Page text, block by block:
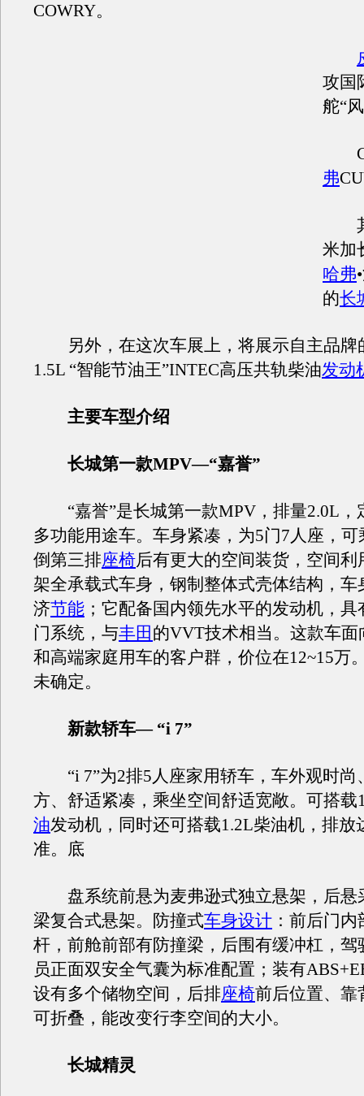
COWRY。
攻国
舵“
弗
其
米加
哈弗
的长
另外，在这次车展上，将展示自主品牌
1.5L “智能节油王”INTEC高压共轨柴油发动
主要车型介绍
长城第一款MPV—“嘉誉”
“嘉誉”是长城第一款MPV，排量2.0L，
多功能用途车。车身紧凑，为5门7人座，可
倒第三排座椅后有更大的空间装货，空间利
架全承载式车身，钢制整体式壳体结构，车
济节能 ；它配备国内领先水平的发动机，
门系统，与丰田 的VVT技术相当。这款车面
和高端家庭用车的客户群，价位在12~15万
未确定。
新款轿车— “i 7”
“i 7”为2排5人座家用轿车，车外观时尚
方、舒适紧凑，乘坐空间舒适宽敞。可搭载
油发动机，同时还可搭载1.2L柴油机，排
准。底
盘系统前悬为麦弗逊式独立悬架，后悬
梁复合式悬架。防撞式车身设计 ：前后门
杆，前舱前部有防撞梁，后围有缓冲杠，驾
员正面双安全气囊为标准配置；装有
设有多个储物空间，后排座椅前后位置、靠
可折叠，能改变行李空间的大小。
长城精灵